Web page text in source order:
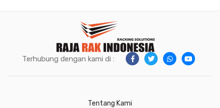
Terhubung dengan kami di :
Tentang Kami